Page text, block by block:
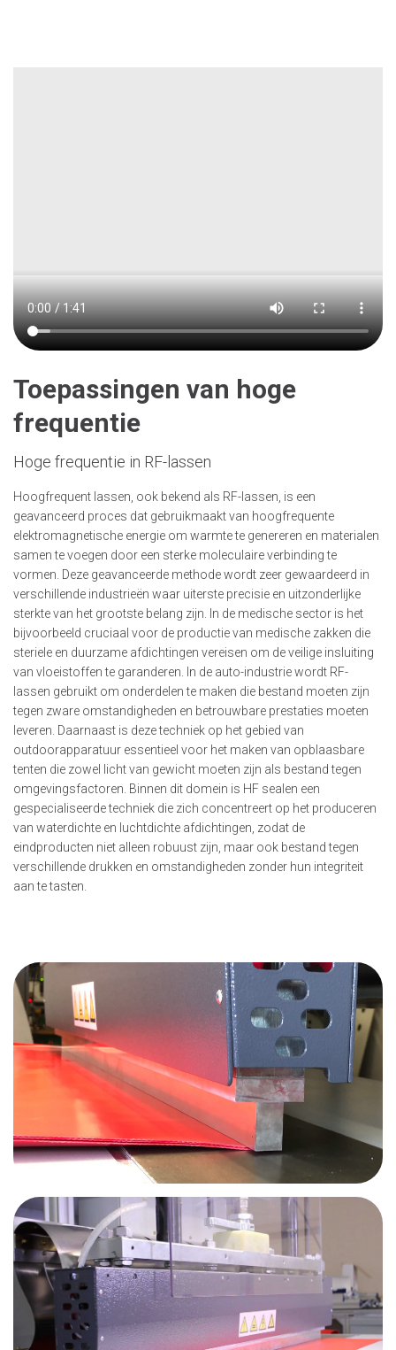
Toepassingen van hoge
frequentie
Hoge frequentie in RF-lassen
Hoogfrequent lassen, ook bekend als RF-lassen, is een
geavanceerd proces dat gebruikmaakt van hoogfrequente
elektromagnetische energie om warmte te genereren en materialen
samen te voegen door een sterke moleculaire verbinding te
vormen. Deze geavanceerde methode wordt zeer gewaardeerd in
verschillende industrieën waar uiterste precisie en uitzonderlijke
sterkte van het grootste belang zijn. In de medische sector is het
bijvoorbeeld cruciaal voor de productie van medische zakken die
steriele en duurzame afdichtingen vereisen om de veilige insluiting
van vloeistoffen te garanderen. In de auto-industrie wordt RF-
lassen gebruikt om onderdelen te maken die bestand moeten zijn
tegen zware omstandigheden en betrouwbare prestaties moeten
leveren. Daarnaast is deze techniek op het gebied van
outdoorapparatuur essentieel voor het maken van opblaasbare
tenten die zowel licht van gewicht moeten zijn als bestand tegen
omgevingsfactoren. Binnen dit domein is HF sealen een
gespecialiseerde techniek die zich concentreert op het produceren
van waterdichte en luchtdichte afdichtingen, zodat de
eindproducten niet alleen robuust zijn, maar ook bestand tegen
verschillende drukken en omstandigheden zonder hun integriteit
aan te tasten.